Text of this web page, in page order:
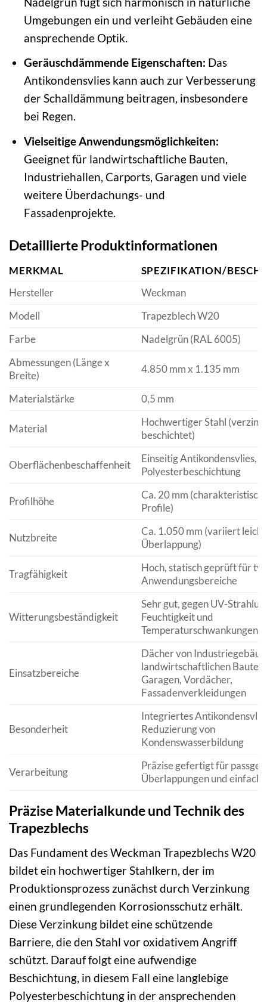
Umgebungen ein und verleiht Gebäuden eine
ansprechende Optik.
Geräuschdämmende Eigenschaften: Das
Antikondensvlies kann auch zur Verbesserung
der Schalldämmung beitragen, insbesondere
bei Regen.
Vielseitige Anwendungsmöglichkeiten:
Geeignet für landwirtschaftliche Bauten,
Industriehallen, Carports, Garagen und viele
weitere Überdachungs- und
Fassadenprojekte.
Detaillierte Produktinformationen
MERKMAL
SPEZIFIKATION/
Hersteller
Weckman
Modell
Trapezblech W20
Farbe
Nadelgrün (RAL 6005)
Abmessungen (Länge x
Breite)
4.850 mm x 1.135 mm
Materialstärke 0,5 mm
Material
Hochwertiger Stahl
beschichtet)
Oberflächenbeschaffenheit
Einseitig Antikondensvlies,
Polyesterbeschichtung
Profilhöhe
Ca. 20 mm
Profile)
Nutzbreite
Ca. 1.050 mm (variiert leicht
Überlappung)
Tragfähigkeit
Hoch, statisch geprüft für
Anwendungsbereiche
Witterungsbeständigkeit
Sehr gut, gegen UV-
Feuchtigkeit und
Temperaturschwankungen
Einsatzbereiche
Dächer von
landwirtschaftlichen
Garagen, Vordächer,
Fassadenverkleidungen
Besonderheit
Integriertes
Reduzierung von
Kondenswasserbildung
Verarbeitung
Präzise gefertigt für
Überlappungen und
Präzise Materialkunde und Technik des
Trapezblechs
Das Fundament des Weckman Trapezblechs W20
bildet ein hochwertiger Stahlkern, der im
Produktionsprozess zunächst durch Verzinkung
einen grundlegenden Korrosionsschutz erhält.
Diese Verzinkung bildet eine schützende
Barriere, die den Stahl vor oxidativem Angriff
schützt. Darauf folgt eine aufwendige
Beschichtung, in diesem Fall eine langlebige
Polyesterbeschichtung in der ansprechenden